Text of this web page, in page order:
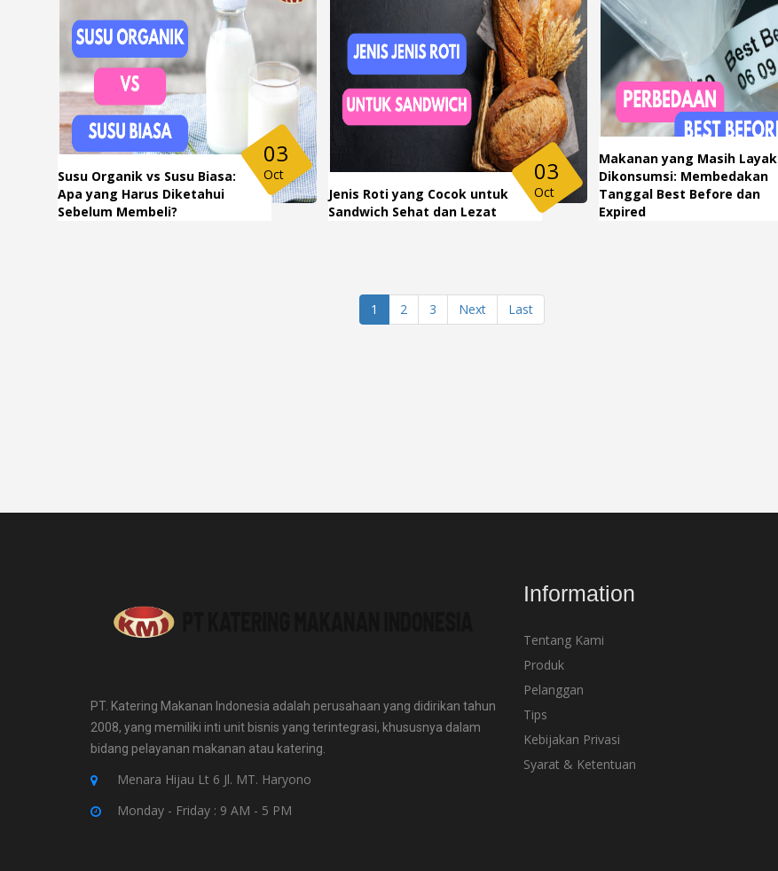
Susu Organik vs Susu Biasa:
Apa yang Harus Diketahui
Sebelum Membeli?
03
Oct
Jenis Roti yang Cocok untuk
Sandwich Sehat dan Lezat
03
Oct
Makanan yang Masih Layak
Dikonsumsi: Membedakan
Tanggal Best Before dan
Expired
1 2 3 Next Last
PT. Katering Makanan Indonesia adalah perusahaan yang didirikan tahun
2008, yang memiliki inti unit bisnis yang terintegrasi, khususnya dalam
bidang pelayanan makanan atau katering.
Menara Hijau Lt 6 Jl. MT. Haryono
Monday - Friday : 9 AM - 5 PM
Information
Tentang Kami
Produk
Pelanggan
Tips
Kebijakan Privasi
Syarat & Ketentuan